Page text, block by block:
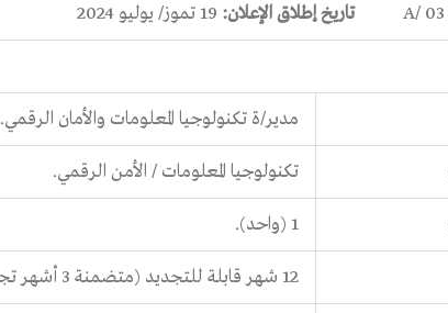
تاريخ إطلاق الإعلان:
مدير/ة تكنولوجيا المعلومات والأمان الرقمي.
تكنولوجيا المعلومات / الأمن الرقمي.
1 (واحد).
12 شهر قابلة للتجديد (متضمنة 3 أشهر تجربة).